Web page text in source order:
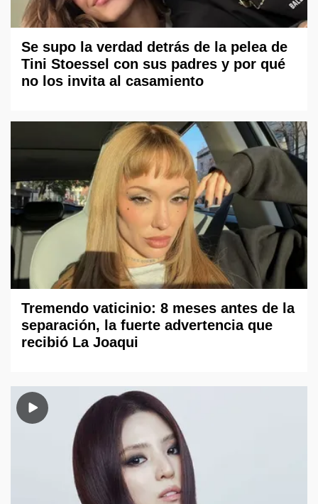
Se supo la verdad detrás de la pelea de
Tini Stoessel con sus padres y por qué
no los invita al casamiento
Tremendo vaticinio: 8 meses antes de la
separación, la fuerte advertencia que
recibió La Joaqui